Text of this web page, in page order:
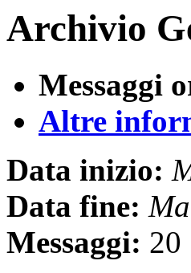
Archivio
Messaggi
Altre
Data inizio:
Data fine:
Messaggi: 20